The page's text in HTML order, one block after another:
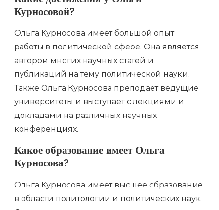
Курносовой?
Ольга Курносова имеет большой опыт
работы в политической сфере. Она является
автором многих научных статей и
публикаций на тему политической науки.
Также Ольга Курносова преподаёт ведущие
университеты и выступает с лекциями и
докладами на различных научных
конференциях.
Какое образование имеет Ольга
Курносова?
Ольга Курносова имеет высшее образование
в области политологии и политических наук.